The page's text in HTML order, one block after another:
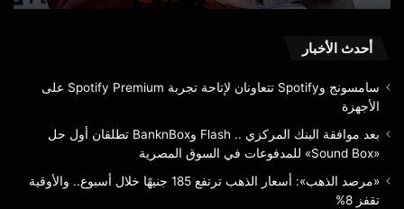
وشهد المؤتمر كلمة رئيسية حول جودة البرمجيات بعنوان “حقيقة غير
كما تضمن جلسة نقاشية رئيسية بعنوان “الاختبار بسرعة التفكير:
العائد والمخاطر وخارطة الطريق في اختبارات الذكاء الاصطناعي”
بمشاركة نخبة من الخبراء الدوليين والمتخصصين في هندسة الجودة
واختبار البرمجيات.
«Sound
للمدفوعات
السوق
المصرية
أحدث الأخبار
سامسونج وSpotify تتعاونان لإتاحة تجربة Spotify Premium على
الأجهزة
بعد موافقة البنك المركزي .. Flash وBanknBox تطلقان أول حل
«Sound Box» للمدفوعات في السوق المصرية
«مرصد الذهب»: أسعار الذهب ترتفع 185 جنيهًا خلال أسبوع.. والأوقية
تقفز 8%